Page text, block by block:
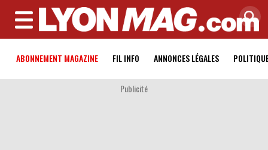
MENU
ABONNEMENT MAGAZINE FIL INFO ANNONCES LÉGALES
Publicité